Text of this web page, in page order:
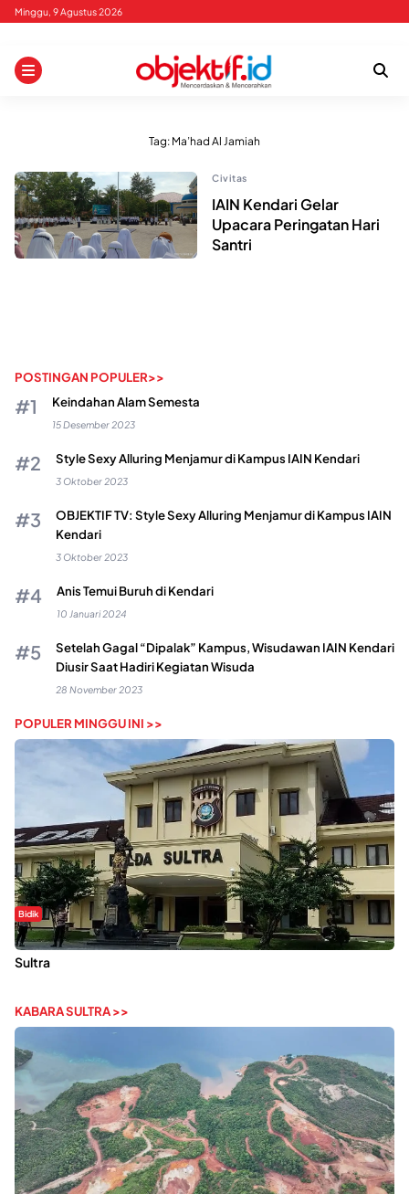
Skip
content
Minggu, 9 Agustus 2026
Tag: Ma’had Al Jamiah
Civitas
IAIN Kendari Gelar
Upacara Peringatan Hari
Santri
POSTINGAN POPULER>>
Keindahan Alam Semesta
15 Desember 2023
Style Sexy Alluring Menjamur di Kampus IAIN Kendari
3 Oktober 2023
OBJEKTIF TV: Style Sexy Alluring Menjamur di Kampus IAIN
Kendari
3 Oktober 2023
Anis Temui Buruh di Kendari
10 Januari 2024
Setelah Gagal “Dipalak” Kampus, Wisudawan IAIN Kendari
Diusir Saat Hadiri Kegiatan Wisuda
28 November 2023
POPULER MINGGU INI >>
Bidik
Dugaan Kekerasan Seksual di UIN Kendari Dilaporkan ke Polda
Sultra
KABARA SULTRA >>